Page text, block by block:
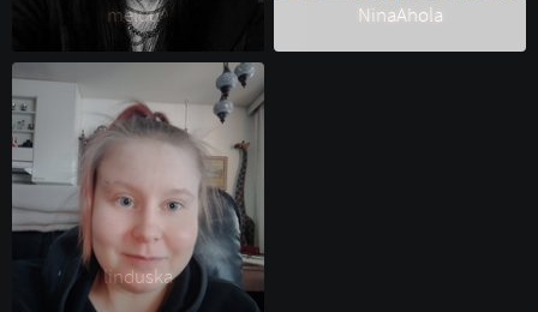
meluu^ NinaAhola
linduska